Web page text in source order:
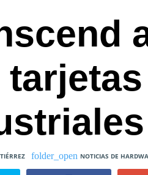
tarjetas
NOTICIAS DE